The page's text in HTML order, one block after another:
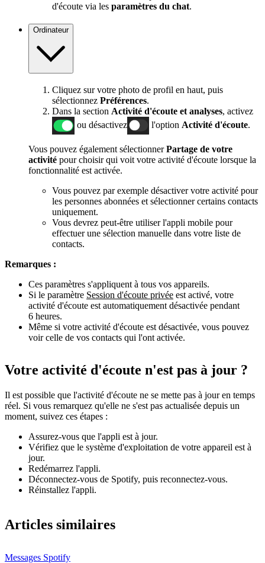
d'écoute via les paramètres du chat.
Ordinateur
Cliquez sur votre photo de profil en haut, puis
sélectionnez Préférences.
Dans la section Activité d'écoute et analyses, activez
ou désactivez
l'option Activité d'écoute.
Vous pouvez également sélectionnerPartage de votre
activité pour choisir qui voit votre activité d'écoute lorsque la
fonctionnalité est activée.
Vous pouvez par exemple désactiver votre activité pour
les personnes abonnées et sélectionner certains contacts
uniquement.
Vous devrez peut-être utiliser l'appli mobile pour
effectuer une sélection manuelle dans votre liste de
contacts.
Remarques :
Ces paramètres s'appliquent à tous vos appareils.
Si le paramètre Session d'écoute privée est activé, votre
activité d'écoute est automatiquement désactivée pendant
6 heures.
Même si votre activité d'écoute est désactivée, vous pouvez
voir celle de vos contacts qui l'ont activée.
Votre activité d'écoute n'est pas à jour ?
Il est possible que l'activité d'écoute ne se mette pas à jour en temps
réel. Si vous remarquez qu'elle ne s'est pas actualisée depuis un
moment, suivez ces étapes :
Assurez-vous que l'appli est à jour.
Vérifiez que le système d'exploitation de votre appareil est à
jour.
Redémarrez l'appli.
Déconnectez-vous de Spotify, puis reconnectez-vous.
Réinstallez l'appli.
Articles similaires
Messages Spotify